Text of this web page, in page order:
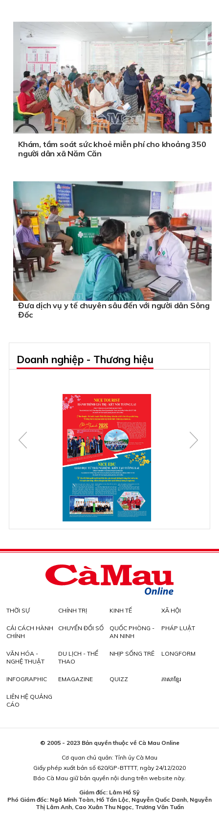
Khám, tầm soát sức khoẻ miễn phí cho khoảng 350
người dân xã Năm Căn
Đưa dịch vụ y tế chuyên sâu đến với người dân Sông
Đốc
Doanh nghiệp - Thương hiệu
THỜI SỰ CHÍNH TRỊ KINH TẾ XÃ HỘI
CẢI CÁCH HÀNH
CHÍNH
CHUYỂN ĐỔI SỐ
QUỐC PHÒNG -
AN NINH
PHÁP LUẬT
VĂN HÓA -
NGHỆ THUẬT
DU LỊCH - THỂ
THAO
NHỊP SỐNG TRẺ LONGFORM
INFOGRAPHIC EMAGAZINE QUIZZ ភាសាខ្មែរ
LIÊN HỆ QUẢNG
CÁO
© 2005 - 2023 Bản quyền thuộc về Cà Mau Online
Cơ quan chủ quản: Tỉnh ủy Cà Mau
Giấy phép xuất bản số 620/GP-BTTTT, ngày 24/12/2020
Báo Cà Mau giữ bản quyền nội dung trên website này.
Giám đốc: Lâm Hồ Sỹ
Phó Giám đốc: Ngô Minh Toàn, Hồ Tấn Lộc, Nguyễn Quốc Danh, Nguyễn
Thị Lâm Anh, Cao Xuân Thu Ngọc, Trương Văn Tuấn